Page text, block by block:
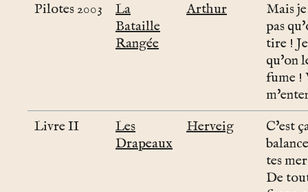
Pilotes 2003
La
Bataille
Rangée
Arthur
Mais
pas
tire !
qu'on
fume !
Livre II
Les
Drapeaux
Herveig
C'est
tes
De